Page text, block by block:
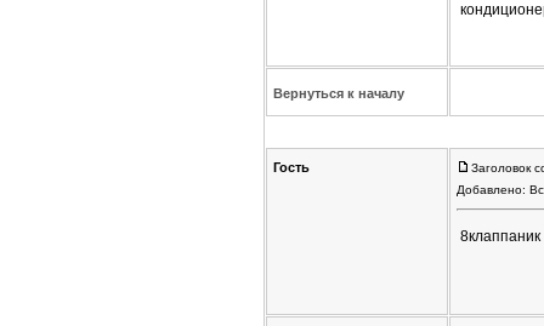
Вернуться к началу
Гость
Заголовок
Добавлено: